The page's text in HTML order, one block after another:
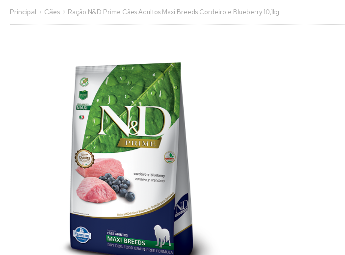
Principal Cães Ração N&D Prime Cães Adultos Maxi Breeds Cordeiro e Blueberry 10,1kg